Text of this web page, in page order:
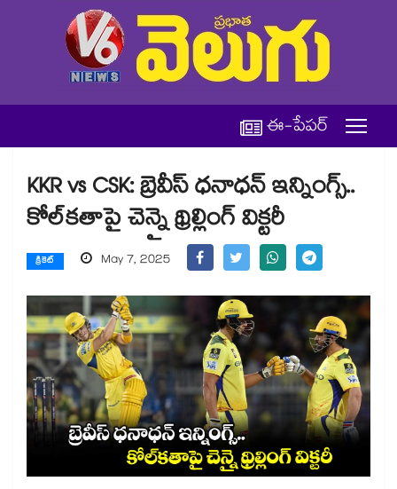
ఈ-పేపర్
KKR vs CSK: బ్రెవీస్ ధనాధన్ ఇన్నింగ్స్..
కోల్‌‌‌‌‌‌‌‌‌‌‌‌‌‌‌‌‌‌‌‌‌‌‌‌‌‌‌‌‌‌‌‌‌‌‌‌‌‌‌‌‌‌‌‌‌‌‌‌‌‌‌‌‌‌‌‌‌‌‌‌‌‌‌‌‌‌‌‌‌‌‌‌‌‌‌‌‌‌‌‌‌‌‌‌‌‌‌‌‌‌‌‌‌‌‌‌‌‌‌‌‌‌‌‌‌‌‌‌‌‌‌‌‌‌‌‌‌‌‌‌‌‌‌‌‌‌‌‌‌‌‌‌‌‌‌‌‌‌‌‌‌‌‌‌‌‌‌‌‌‌‌‌‌‌‌‌‌‌‌‌‌‌‌‌‌‌‌‌‌‌‌‌‌‌‌‌‌‌‌‌‌‌‌‌‌‌‌‌‌‌‌‌‌‌‌‌‌‌‌‌‌‌‌‌‌‌‌‌‌‌‌‌‌‌‌‌‌‌‌‌‌‌‌‌‌‌‌‌‌‌‌‌‌‌‌‌‌‌‌‌‌‌‌‌‌‌‌‌‌‌‌‌‌‌‌‌‌‌‌‌‌‌‌‌‌‌‌‌‌‌‌‌‌‌‌‌‌‌‌‌‌‌‌‌‌‌‌‌‌‌‌‌‌‌‌‌‌‌‌‌‌‌‌‌‌‌‌‌‌‌‌‌‌‌‌‌‌‌‌‌‌‌‌‌‌‌‌‌‌‌‌‌‌‌‌‌‌‌‌‌‌‌‌‌‌‌‌‌‌‌‌‌‌‌‌‌‌‌‌‌‌‌‌‌‌‌‌‌‌‌‌‌‌‌‌‌‌‌‌‌‌‌‌‌‌‌‌‌‌‌‌‌‌‌‌‌‌‌‌‌‌‌‌‌‌‌‌‌‌‌‌‌‌‌‌‌‌‌‌‌‌‌‌‌‌‌‌‌‌‌‌‌‌‌‌‌‌‌‌‌‌‌‌‌‌‌‌‌‌‌‌‌‌‌‌‌‌‌‌‌‌‌‌‌‌‌‌‌‌‌‌‌‌‌‌‌‌‌‌‌‌‌‌‌‌‌‌‌‌‌‌‌‌‌‌‌‌‌‌‌‌‌‌‌‌‌‌‌‌‌‌‌కతాపై చెన్నై థ్రిల్లింగ్ విక్టరీ
క్రికెట్ May 7, 2025